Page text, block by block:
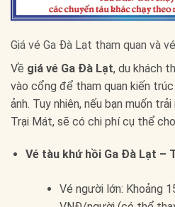
Giá vé Ga Đà Lạt tham quan và
Về giá vé Ga Đà Lạt, du khách
vào cổng để tham quan kiến
ảnh. Tuy nhiên, nếu bạn muốn
Trại Mát, sẽ có chi phí cụ thể
Vé tàu khứ hồi Ga Đà Lạt –
Vé người lớn: Khoảng